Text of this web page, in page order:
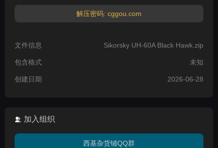
解压密码: cggou.com
文件信息 Sikorsky UH-60A Black Hawk.zip
包含格式 未知
创建日期 2026-06-28
加入组织
西基杂货铺QQ群